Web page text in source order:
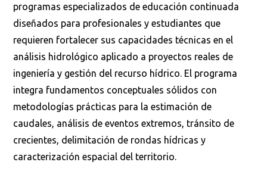
programas especializados de educación continuada
diseñados para profesionales y estudiantes que
requieren fortalecer sus capacidades técnicas en el
análisis hidrológico aplicado a proyectos reales de
ingeniería y gestión del recurso hídrico. El programa
integra fundamentos conceptuales sólidos con
metodologías prácticas para la estimación de
caudales, análisis de eventos extremos, tránsito de
crecientes, delimitación de rondas hídricas y
caracterización espacial del territorio.